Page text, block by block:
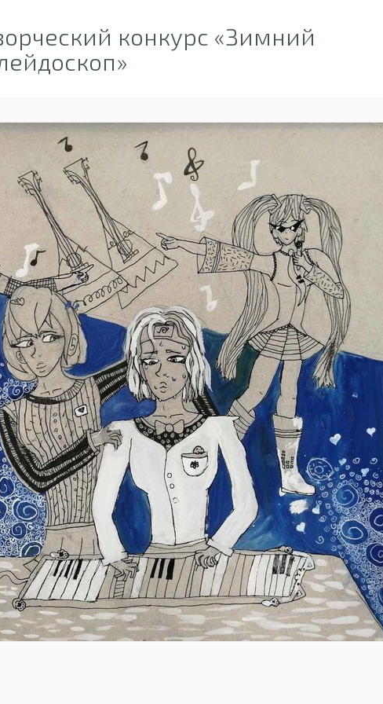
конкурс «Зимний